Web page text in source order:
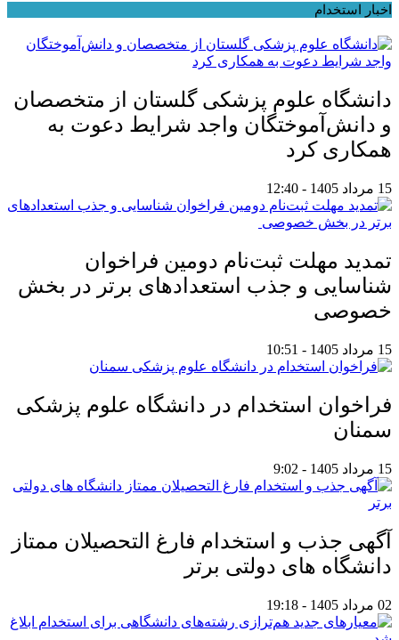
اخبار استخدام
دانشگاه علوم پزشکی گلستان از متخصصان
و دانش‌آموختگان واجد شرایط دعوت به
همکاری کرد
15 مرداد 1405 - 12:40
تمدید مهلت ثبت‌نام دومین فراخوان
شناسایی و جذب استعدادهای برتر در بخش
خصوصی
15 مرداد 1405 - 10:51
فراخوان استخدام در دانشگاه علوم پزشکی
سمنان
15 مرداد 1405 - 9:02
آگهی جذب و استخدام فارغ التحصیلان ممتاز
دانشگاه های دولتی برتر
02 مرداد 1405 - 19:18